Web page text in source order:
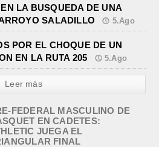
LA BUSQUEDA DE UNA
SALADILLO
5.Ago
POR EL CHOQUE DE UN
EN LA RUTA 205
5.Ago
Leer más
FEDERAL MASCULINO DE
EN CADETES:
JUEGA EL
FINAL